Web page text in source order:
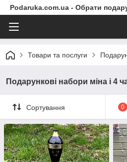
Podaruka.com.ua - Обрати
Товари та послуги
Подарункові набори міна і 4
Сортування 0